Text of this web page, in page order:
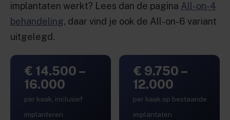
implantaten werkt? Lees dan de pagina All-on-4
behandeling, daar vind je ook de All-on-6 variant
uitgelegd.
€ 14.500 –
16.000
per kaak, inclusief
implanteren
€ 9.750 –
12.000
per kaak op bestaande
implantaten